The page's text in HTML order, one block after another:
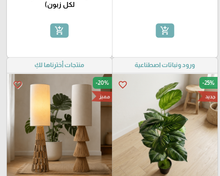
add_shopping_cart
لكل زبون)
add_shopping_cart
ورود ونباتات اصطناعية
favorite_border -25%
جديد
منتجات أخترناها لكِ
favorite_border -20%
مميز